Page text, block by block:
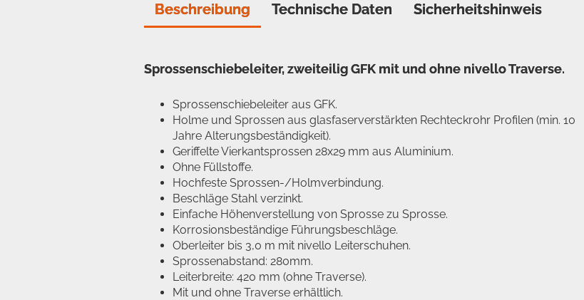
Beschreibung Technische Daten Sicherheitshinweis
Sprossenschiebeleiter, zweiteilig GFK mit und ohne nivello Traverse.
Sprossenschiebeleiter aus GFK.
Holme und Sprossen aus glasfaserverstärkten Rechteckrohr Profilen (min. 10
Jahre Alterungsbeständigkeit).
Geriffelte Vierkantsprossen 28x29 mm aus Aluminium.
Ohne Füllstoffe.
Hochfeste Sprossen-/Holmverbindung.
Beschläge Stahl verzinkt.
Einfache Höhenverstellung von Sprosse zu Sprosse.
Korrosionsbeständige Führungsbeschläge.
Oberleiter bis 3,0 m mit nivello Leiterschuhen.
Sprossenabstand: 280mm.
Leiterbreite: 420 mm (ohne Traverse).
Mit und ohne Traverse erhältlich.